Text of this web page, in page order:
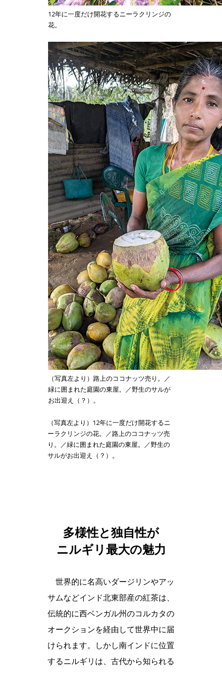
12年に一度だけ開花するニーラクリンジの
花。
（写真左より）路上のココナッツ売り。／
緑に囲まれた庭園の東屋。／野生のサルが
お出迎え（？）。
（写真左より）12年に一度だけ開花するニ
ーラクリンジの花。／路上のココナッツ売
り。／緑に囲まれた庭園の東屋。／野生の
サルがお出迎え（？）。
多様性と独自性が
ニルギリ最大の魅力
世界的に名高いダージリンやアッ
サムなどインド北東部産の紅茶は、
伝統的に西ベンガル州のコルカタの
オークションを経由して世界中に届
けられます。しかし南インドに位置
するニルギリは、古代から知られる